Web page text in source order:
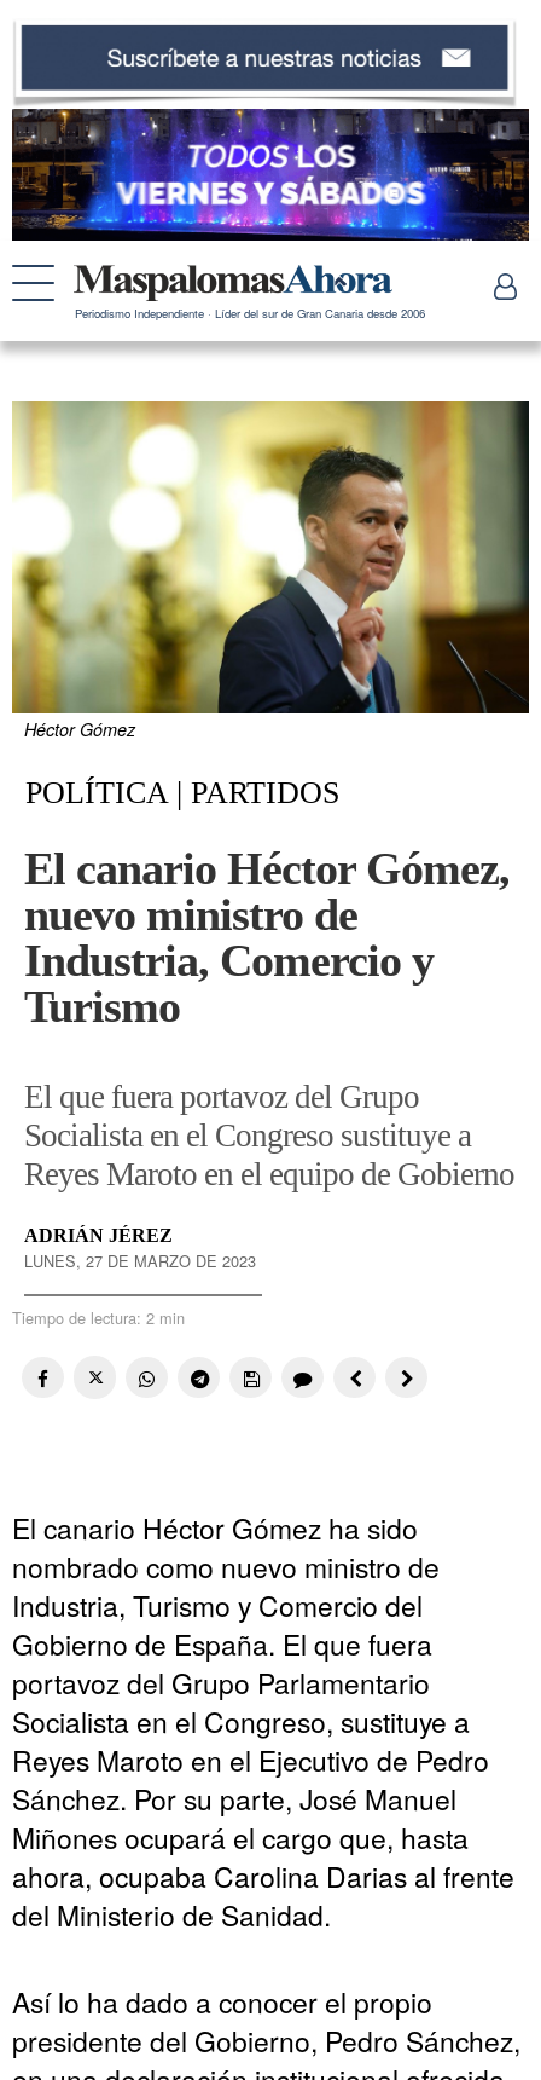
Periodismo Independiente · Líder del sur de Gran Canaria desde 2006
Héctor Gómez
POLÍTICA | PARTIDOS
El canario Héctor Gómez,
nuevo ministro de
Industria, Comercio y
Turismo
El que fuera portavoz del Grupo
Socialista en el Congreso sustituye a
Reyes Maroto en el equipo de Gobierno
ADRIÁN JÉREZ
LUNES, 27 DE MARZO DE 2023
Tiempo de lectura: 2 min
El canario Héctor Gómez ha sido
nombrado como nuevo ministro de
Industria, Turismo y Comercio del
Gobierno de España. El que fuera
portavoz del Grupo Parlamentario
Socialista en el Congreso, sustituye a
Reyes Maroto en el Ejecutivo de Pedro
Sánchez. Por su parte, José Manuel
Miñones ocupará el cargo que, hasta
ahora, ocupaba Carolina Darias al frente
del Ministerio de Sanidad.
Así lo ha dado a conocer el propio
presidente del Gobierno, Pedro Sánchez,